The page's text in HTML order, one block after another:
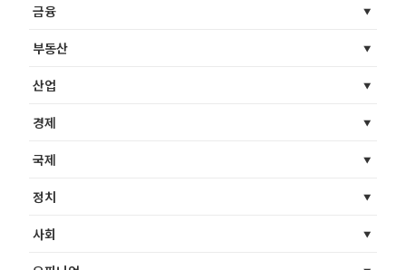
금융
부동산
산업
경제
국제
정치
사회